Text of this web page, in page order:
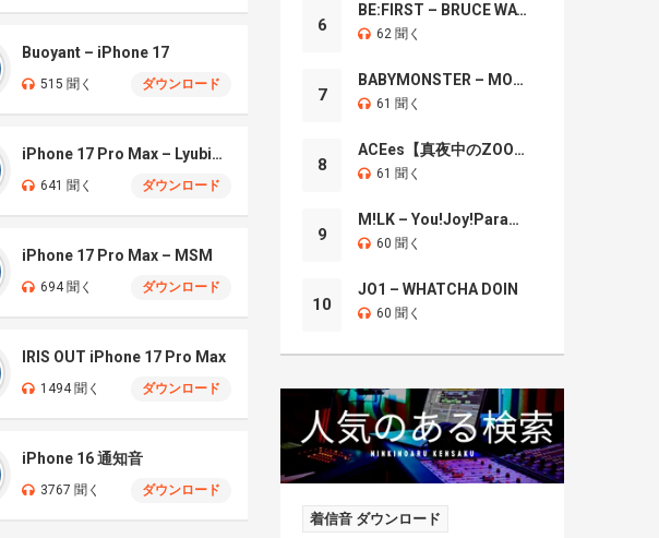
Buoyant – iPhone 17
515 聞く ダウンロード
iPhone 17 Pro Max – Lyubimka
641 聞く ダウンロード
iPhone 17 Pro Max – MSM
694 聞く ダウンロード
IRIS OUT iPhone 17 Pro Max
1494 聞く ダウンロード
iPhone 16 通知音
3767 聞く ダウンロード
6
BE:FIRST – BRUCE WAYNE
62 聞く
7
BABYMONSTER – MOON
61 聞く
8
ACEes【真夜中のZOO】
61 聞く
9
M!LK – You!Joy!Parade!
60 聞く
10
JO1 – WHATCHA DOIN
60 聞く
着信音 ダウンロード